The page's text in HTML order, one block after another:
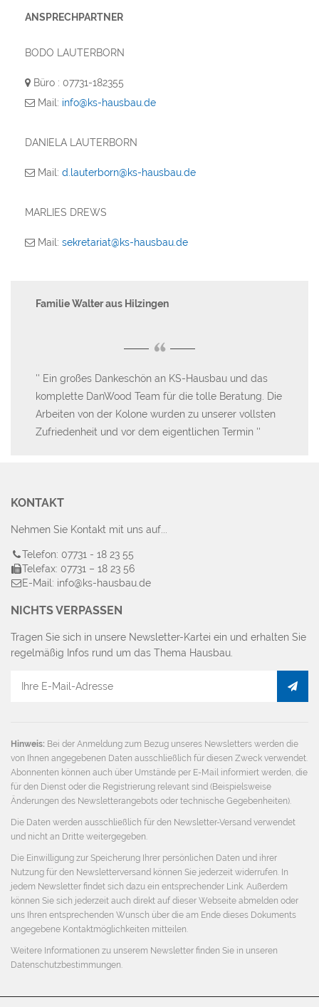
ANSPRECHPARTNER
BODO LAUTERBORN
Büro : 07731-182355
Mail: info@ks-hausbau.de
DANIELA LAUTERBORN
Mail: d.lauterborn@ks-hausbau.de
MARLIES DREWS
Mail: sekretariat@ks-hausbau.de
Familie Walter aus Hilzingen
“
Ein großes Dankeschön an KS-Hausbau und das
komplette DanWood Team für die tolle Beratung. Die
Arbeiten von der Kolone wurden zu unserer vollsten
Zufriedenheit und vor dem eigentlichen Termin
KONTAKT
Nehmen Sie Kontakt mit uns auf...
Telefon: 07731 - 18 23 55
Telefax: 07731 – 18 23 56
E-Mail: info@ks-hausbau.de
NICHTS VERPASSEN
Tragen Sie sich in unsere Newsletter-Kartei ein und erhalten Sie
regelmäßig Infos rund um das Thema Hausbau.
Hinweis: Bei der Anmeldung zum Bezug unseres Newsletters werden die
von Ihnen angegebenen Daten ausschließlich für diesen Zweck verwendet.
Abonnenten können auch über Umstände per E-Mail informiert werden, die
für den Dienst oder die Registrierung relevant sind (Beispielsweise
Änderungen des Newsletterangebots oder technische Gegebenheiten).
Die Daten werden ausschließlich für den Newsletter-Versand verwendet
und nicht an Dritte weitergegeben.
Die Einwilligung zur Speicherung Ihrer persönlichen Daten und ihrer
Nutzung für den Newsletterversand können Sie jederzeit widerrufen. In
jedem Newsletter findet sich dazu ein entsprechender Link. Außerdem
können Sie sich jederzeit auch direkt auf dieser Webseite abmelden oder
uns Ihren entsprechenden Wunsch über die am Ende dieses Dokuments
angegebene Kontaktmöglichkeiten mitteilen.
Weitere Informationen zu unserem Newsletter finden Sie in unseren
Datenschutzbestimmungen.